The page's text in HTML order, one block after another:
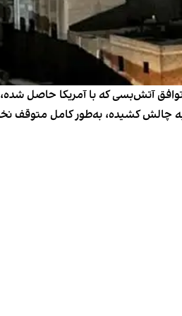
توافق آتش‌بسی که با آمریکا حاصل
چالش کشیده، به‌طور کامل متوقف